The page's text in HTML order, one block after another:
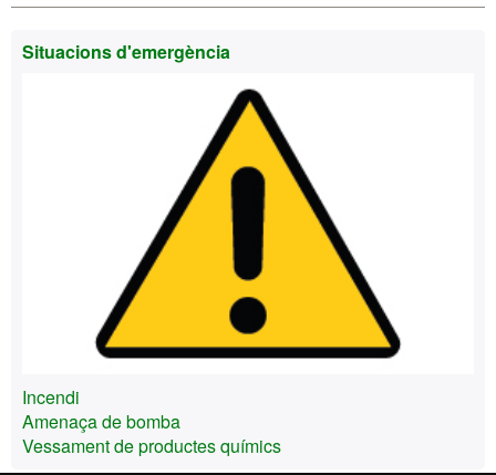
Situacions d'emergència
Incendi
Amenaça de bomba
Vessament de productes químics